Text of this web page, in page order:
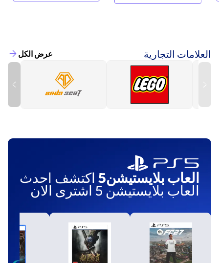
العلامات التجارية عرض الكل
العاب بلايستيشن5 اكتشف احدث
العاب بلايستيشن 5 اشترى الان